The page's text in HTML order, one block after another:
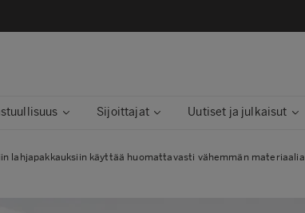
Sijoittajat Uutiset ja julkaisut
lahjapakkauksiin käyttää huomattavasti vähemmän materiaalia